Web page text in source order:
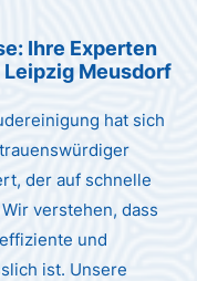
Ihre Experten
Meusdorf
hat sich
der auf schnelle
verstehen, dass
und
ist. Unsere